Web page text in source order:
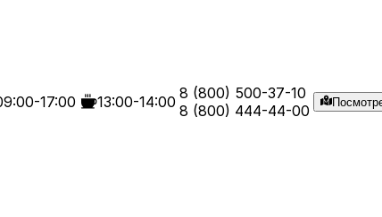
17:00 13:00-14:00 8 (800) 500-37-10
8 (800) 444-44-00